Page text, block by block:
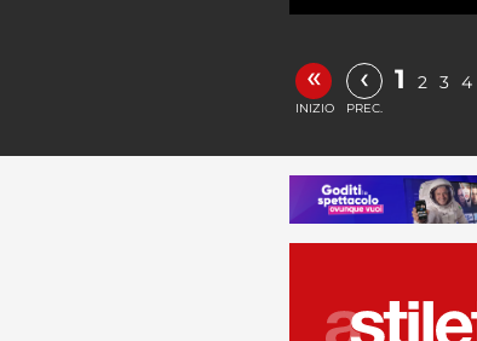
«
INIZIO
‹
PREC.
1 2 3 4